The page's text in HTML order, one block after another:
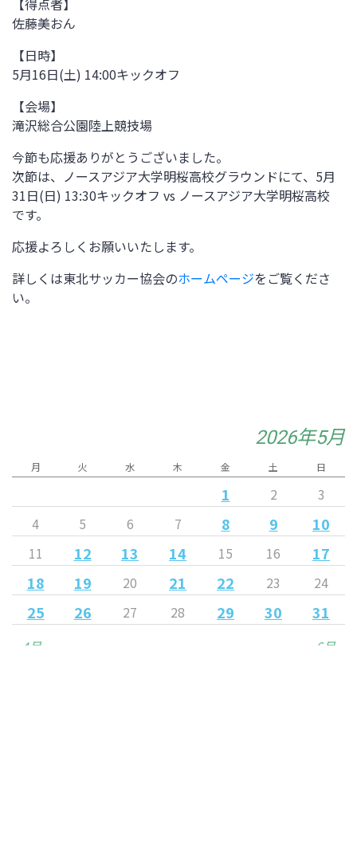
佐藤美おん
【日時】
5月16日(土) 14:00キックオフ
【会場】
滝沢総合公園陸上競技場
今節も応援ありがとうございました。
次節は、 ノースアジア大学明桜高校グラウンドにて、5月
31日(日) 13:30キックオフ vs ノースアジア大学明桜高校
です。
応援よろしくお願いいたします。
詳しくは東北サッカー協会のホームページをご覧くださ
い。
2026年5月
月 火 水 木 金 土 日
1 2
3
4
5 6 7 8 9 10
11 12 13 14 15 16
17
18
19 20 21 22 23 24
25 26 27 28 29 30 31
« 4月 6月 »